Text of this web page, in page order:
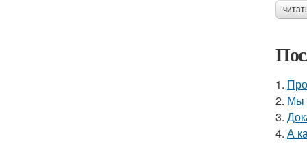
1.
2. Мы
3.
4. А